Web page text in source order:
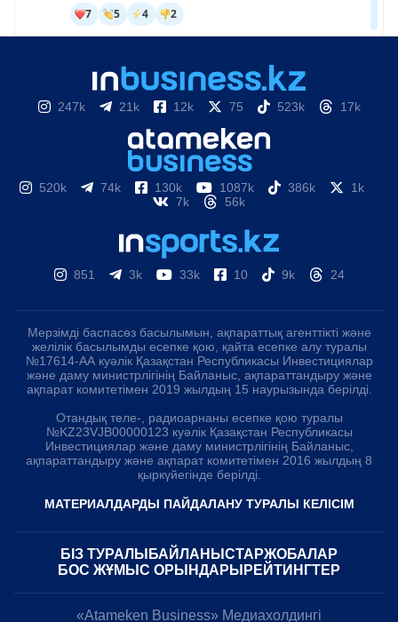
247k 21k 12k 75 523k 17k
520k 74k 130k 1087k 386k
1k
7k
56k
851 3k 33k 10 9k 24
Мерзімді баспасөз басылымын, ақпараттық агенттікті және
желілік басылымды есепке қою, қайта есепке алу туралы
№17614-АА куәлік Қазақстан Республикасы Инвестициялар
және даму министрлігінің Байланыс, ақпараттандыру және
ақпарат комитетімен 2019 жылдың 15 наурызында берілді.
Отандық теле-, радиоарнаны есепке қою туралы
№KZ23VJB00000123 куәлік Қазақстан Республикасы
Инвестициялар және даму министрлігінің Байланыс,
ақпараттандыру және ақпарат комитетімен 2016 жылдың 8
қыркүйегінде берілді.
МАТЕРИАЛДАРДЫ ПАЙДАЛАНУ ТУРАЛЫ КЕЛІСІМ
БІЗ ТУРАЛЫ БАЙЛАНЫСТАРЖОБАЛАР
БОС ЖҰМЫС ОРЫНДАРЫ РЕЙТИНГТЕР
«Atameken Business» Медиахолдингі